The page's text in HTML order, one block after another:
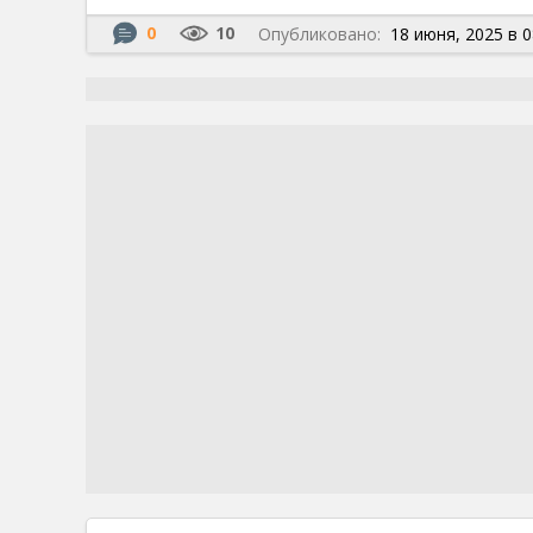
0 10 Опубликовано: 18 июня, 2025 в